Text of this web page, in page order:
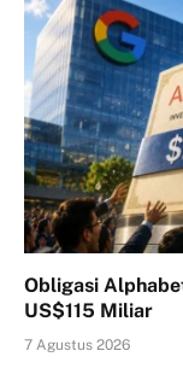
Obligasi
US$115 Miliar
7 Agustus 2026